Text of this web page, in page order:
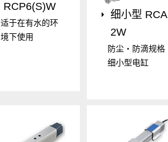
RCP6(S)W
适于在有水的环
境下使用
细小型 RCA
2W
防尘・防滴规格
细小型电缸